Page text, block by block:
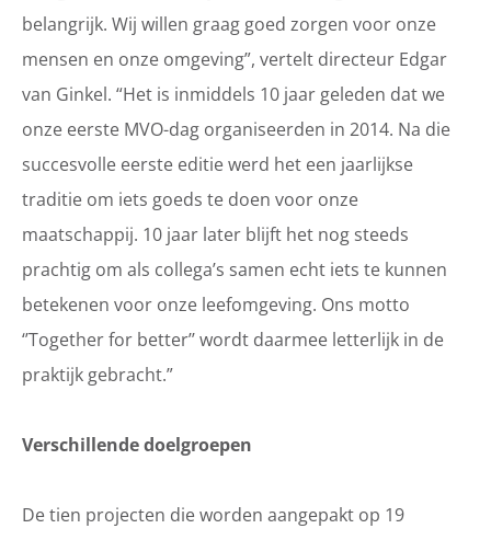
belangrijk. Wij willen graag goed zorgen voor onze
mensen en onze omgeving”, vertelt directeur Edgar
van Ginkel. “Het is inmiddels 10 jaar geleden dat we
onze eerste MVO-dag organiseerden in 2014. Na die
succesvolle eerste editie werd het een jaarlijkse
traditie om iets goeds te doen voor onze
maatschappij. 10 jaar later blijft het nog steeds
prachtig om als collega’s samen echt iets te kunnen
betekenen voor onze leefomgeving. Ons motto
‘’Together for better’’ wordt daarmee letterlijk in de
praktijk gebracht.”
Verschillende doelgroepen
De tien projecten die worden aangepakt op 19